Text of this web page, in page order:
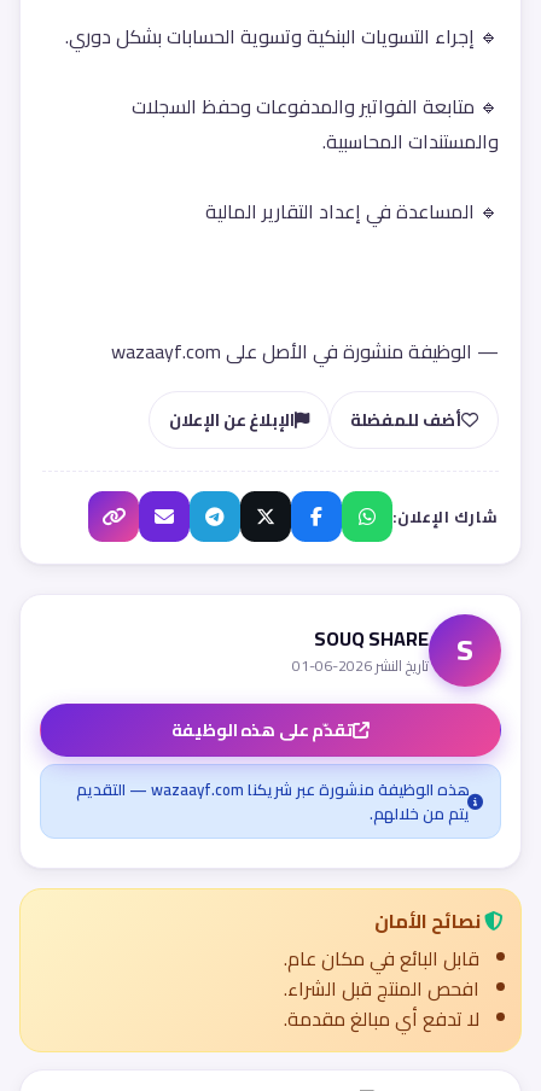
🔹 إجراء التسويات البنكية وتسوية الحسابات بشكل دوري.
والمستندات المحاسبية.
🔹 المساعدة في إعداد التقارير المالية
— الوظيفة منشورة في الأصل على wazaayf.com
أضف للمفضلة الإبلاغ عن الإعلان
شارك الإعلان:
S
SOUQ SHARE
تاريخ النشر 2026-06-01
تقدّم على هذه الوظيفة
هذه الوظيفة منشورة عبر شريكنا wazaayf.com — التقديم
يتم من خلالهم.
نصائح الأمان
قابل البائع في مكان عام.
افحص المنتج قبل الشراء.
لا تدفع أي مبالغ مقدمة.